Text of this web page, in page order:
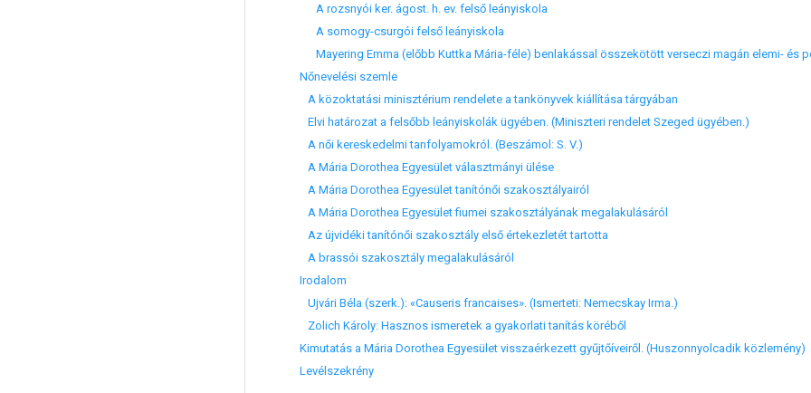
A rozsnyói ker. ágost. h. ev. felső leányiskola
A somogy-csurgói felső leányiskola
Mayering Emma (előbb Kuttka Mária-féle) benlakással összekötött verseczi magán elemi- és
Nőnevelési szemle
A közoktatási minisztérium rendelete a tankönyvek kiállítása tárgyában
Elvi határozat a felsőbb leányiskolák ügyében. (Miniszteri rendelet Szeged ügyében.)
A női kereskedelmi tanfolyamokról. (Beszámol: S. V.)
A Mária Dorothea Egyesület választmányi ülése
A Mária Dorothea Egyesület tanítónői szakosztályairól
A Mária Dorothea Egyesület fiumei szakosztályának megalakulásáról
Az újvidéki tanítónői szakosztály első értekezletét tartotta
A brassói szakosztály megalakulásáról
Irodalom
Ujvári Béla (szerk.): «Causeris francaises». (Ismerteti: Nemecskay Irma.)
Zolich Károly: Hasznos ismeretek a gyakorlati tanítás köréből
Kimutatás a Mária Dorothea Egyesület visszaérkezett gyűjtőíveiről. (Huszonnyolcadik közlemény)
Levélszekrény